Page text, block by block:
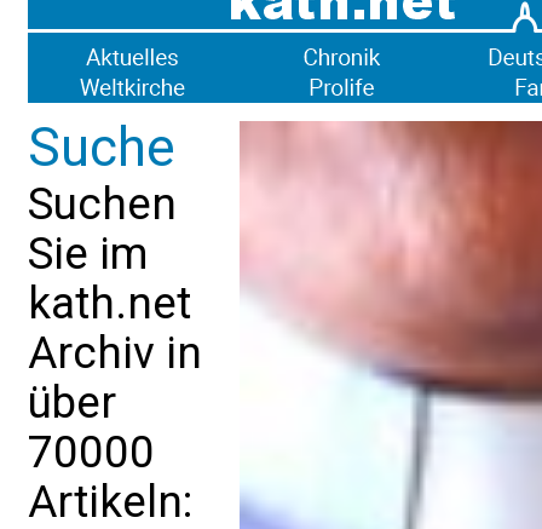
Suche
Suchen
Sie im
kath.net
Archiv in
über
70000
Artikeln: